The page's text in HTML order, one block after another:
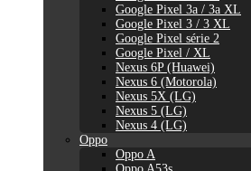
Google Pixel 3a / 3a XL
Google Pixel 3 / 3 XL
Google Pixel série 2
Google Pixel / XL
Nexus 6P (Huawei)
Nexus 6 (Motorola)
Nexus 5X (LG)
Nexus 5 (LG)
Nexus 4 (LG)
Oppo
Oppo A